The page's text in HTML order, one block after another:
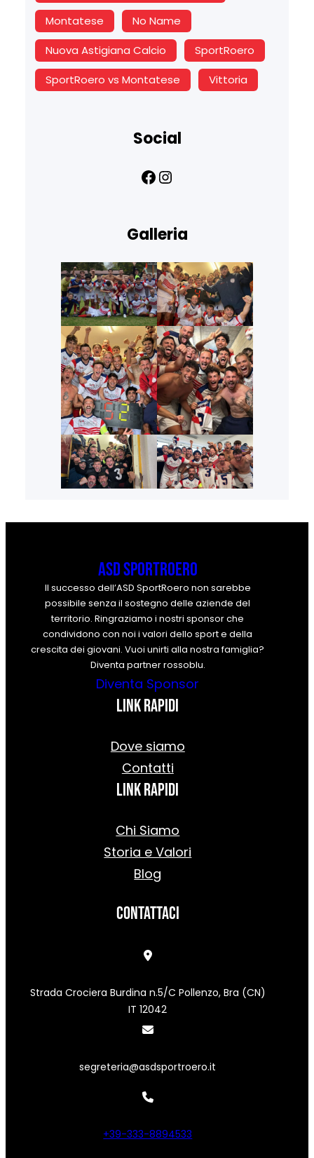
Montatese
No Name
Nuova Astigiana Calcio
SportRoero
SportRoero vs Montatese
Vittoria
Social
Facebook Instagram
Galleria
ASD SportRoero
Il successo dell’ASD SportRoero non sarebbe
possibile senza il sostegno delle aziende del
territorio. Ringraziamo i nostri sponsor che
condividono con noi i valori dello sport e della
crescita dei giovani. Vuoi unirti alla nostra famiglia?
Diventa partner rossoblu.
Diventa Sponsor
Link rapidi
Dove siamo
Contatti
Link rapidi
Chi Siamo
Storia e Valori
Blog
Contattaci
Strada Crociera Burdina n.5/C Pollenzo, Bra (CN)
IT 12042
segreteria@asdsportroero.it
+39-333-8894533